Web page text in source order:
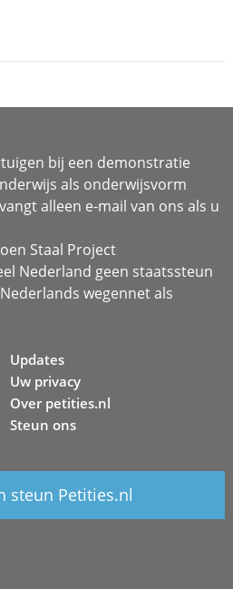
bij een demonstratie
als onderwijsvorm
alleen e-mail van ons als u
Staal Project
Nederland geen staatssteun
wegennet als
Updates
Uw privacy
Over petities.nl
Steun ons
steun Petities.nl